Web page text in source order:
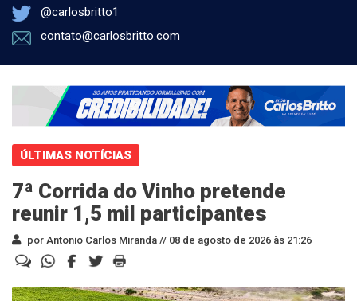
@carlosbritto1
contato@carlosbritto.com
ÚLTIMAS NOTÍCIAS
7ª Corrida do Vinho pretende
reunir 1,5 mil participantes
por Antonio Carlos Miranda // 08 de agosto de 2026 às 21:26